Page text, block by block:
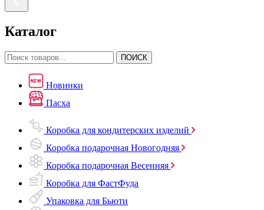
Каталог
ПОИСК
Новинки
Пасха
Коробка для кондитерских изделий
Коробка подарочная Новогодняя
Коробка подарочная Весенняя
Коробка для ФастФуда
Упаковка для Бьюти